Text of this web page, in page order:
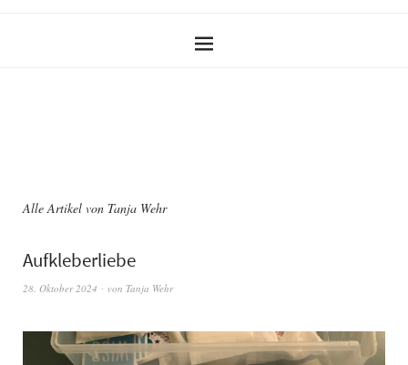
Alle Artikel von Tanja Wehr
Aufkleberliebe
28. Oktober 2024 von Tanja Wehr